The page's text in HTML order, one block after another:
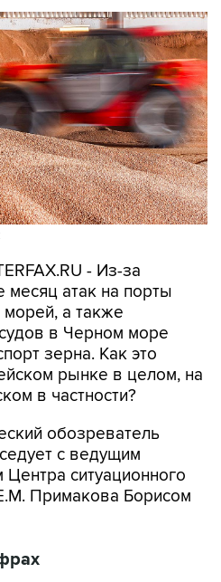
- Из-за
атак на порты
а также
в Черном море
зерна. Как это
рынке в целом, на
в частности?
обозреватель
с ведущим
ситуационного
Примакова Борисом